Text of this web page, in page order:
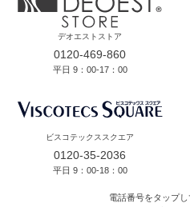
デオエストストア
0120-469-860
平日 9：00-17：00
ビスコテックススクエア
0120-35-2036
平日 9：00-18：00
電話番号をタップし